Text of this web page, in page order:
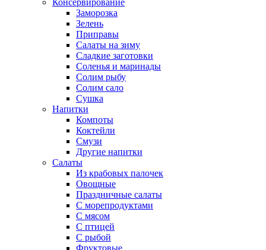
Консервирование
Заморозка
Зелень
Приправы
Салаты на зиму
Сладкие заготовки
Соленья и маринады
Солим рыбу
Солим сало
Сушка
Напитки
Компоты
Коктейли
Смузи
Другие напитки
Салаты
Из крабовых палочек
Овощные
Праздничные салаты
С морепродуктами
С мясом
С птицей
С рыбой
Фруктовые